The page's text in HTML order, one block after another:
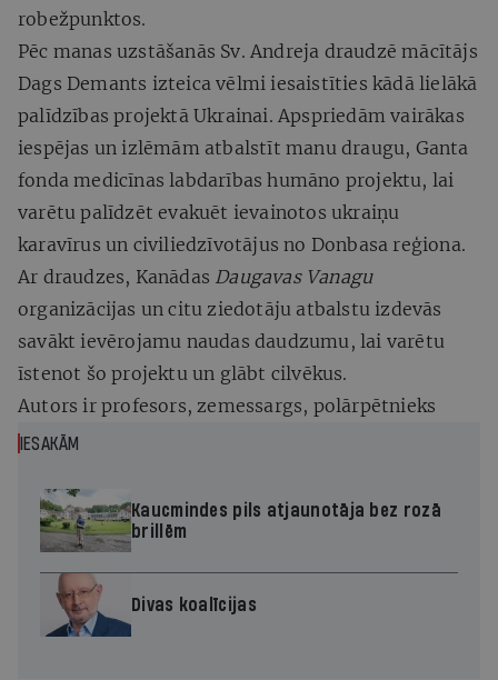
robežpunktos.
Pēc manas uzstāšanās Sv. Andreja draudzē mācītājs
Dags Demants izteica vēlmi iesaistīties kādā lielākā
palīdzības projektā Ukrainai. Apspriedām vairākas
iespējas un izlēmām atbalstīt manu draugu, Ganta
fonda medicīnas labdarības humāno projektu, lai
varētu palīdzēt evakuēt ievainotos ukraiņu
karavīrus un civiliedzīvotājus no Donbasa reģiona.
Ar draudzes, Kanādas Daugavas Vanagu
organizācijas un citu ziedotāju atbalstu izdevās
savākt ievērojamu naudas daudzumu, lai varētu
īstenot šo projektu un glābt cilvēkus.
Autors ir profesors, zemessargs, polārpētnieks
IESAKĀM
Kaucmindes pils atjaunotāja bez rozā
brillēm
Divas koalīcijas